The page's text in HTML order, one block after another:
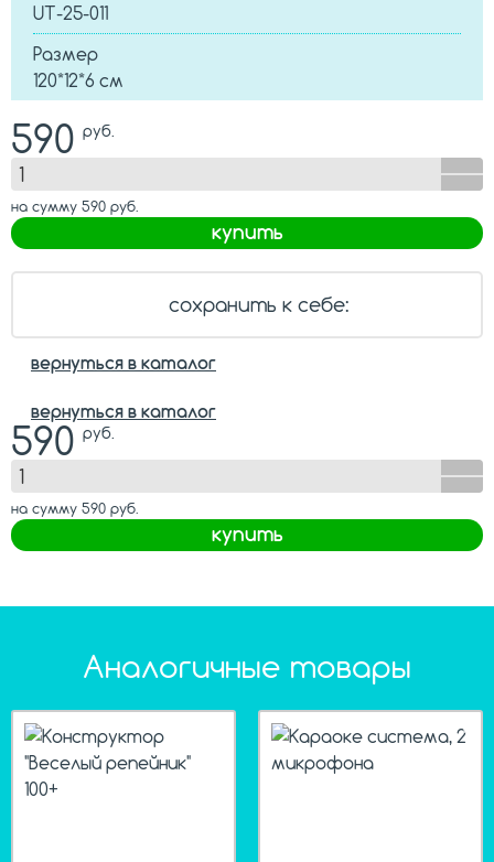
UT-25-011
Размер
120*12*6 см
590 руб.
на сумму 590 руб.
купить
сохранить к себе:
вернуться в каталог
вернуться в каталог
590 руб.
на сумму 590 руб.
купить
Аналогичные товары